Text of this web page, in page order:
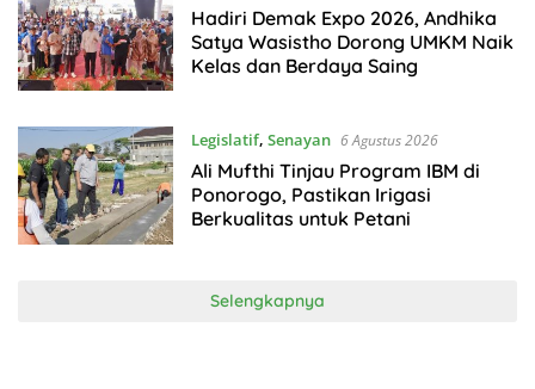
Hadiri Demak Expo 2026, Andhika
Satya Wasistho Dorong UMKM Naik
Kelas dan Berdaya Saing
Legislatif, Senayan 6 Agustus 2026
Ali Mufthi Tinjau Program IBM di
Ponorogo, Pastikan Irigasi
Berkualitas untuk Petani
Selengkapnya